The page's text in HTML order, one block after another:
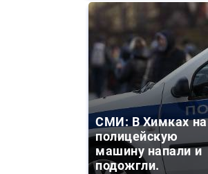
СМИ: В Химках на
полицейскую
машину напали и
подожгли.